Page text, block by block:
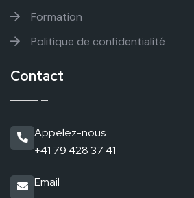
Formation
Politique de confidentialité
Contact
Appelez-nous
+41 79 428 37 41
Email